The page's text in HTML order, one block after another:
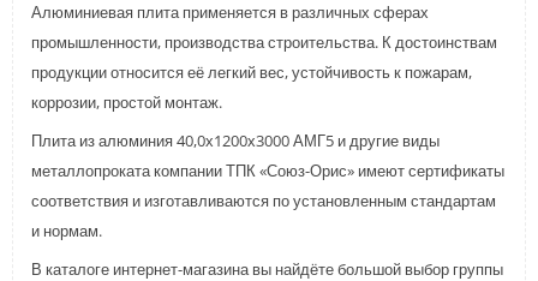
Алюминиевая плита применяется в различных сферах
промышленности, производства строительства. К достоинствам
продукции относится её легкий вес, устойчивость к пожарам,
коррозии, простой монтаж.
Плита из алюминия 40,0х1200х3000 АМГ5 и другие виды
металлопроката компании ТПК «Союз-Орис» имеют сертификаты
соответствия и изготавливаются по установленным стандартам
и нормам.
В каталоге интернет-магазина вы найдёте большой выбор группы